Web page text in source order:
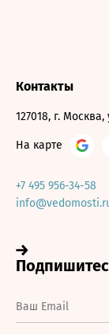
Контакты
127018, г.
На карте
+7 495 956-34-58